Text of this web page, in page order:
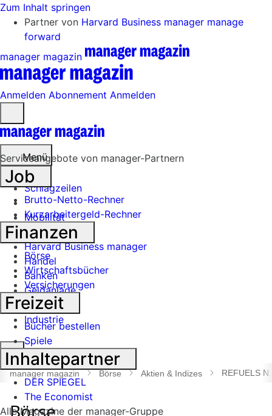
Zum Inhalt springen
Partner von Harvard Business manager manage
forward
manager magazin
Anmelden Abonnement Anmelden
öffnen
Menü
Schlagzeilen
Mobilität
Tech
Harvard Business manager
Handel
Banken
Geldanlage
Börse
Industrie
Suche
öffnen
manager magazin Börse Aktien & Indizes REFUELS
Serviceangebote von manager-Partnern
Job
Brutto-Netto-Rechner
Kurzarbeitergeld-Rechner
Finanzen
Börse
Wirtschaftsbücher
Versicherungen
Freizeit
Bücher bestellen
Spiele
Inhaltepartner
DER SPIEGEL
The Economist
Alle Magazine der manager-Gruppe